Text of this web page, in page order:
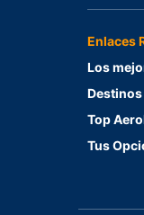
Enlaces
Los
Top
Tus